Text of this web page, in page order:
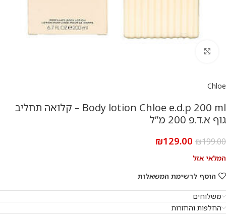
Chloe
Body lotion Chloe e.d.p 200 ml – קלואה תחליב
גוף א.ד.פ 200 מ”ל
₪199.00
₪129.00
המלאי אזל
הוסף לרשימת המשאלות
משלוחים
החלפות והחזרות